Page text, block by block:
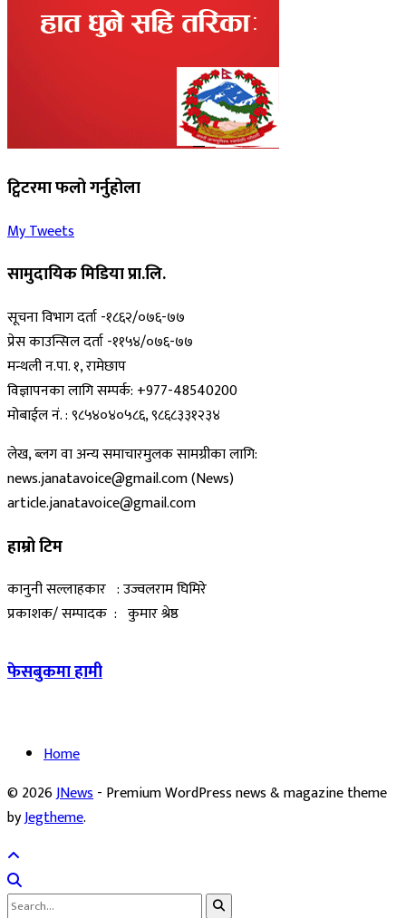
ट्विटरमा फलो गर्नुहोला
My Tweets
सामुदायिक मिडिया प्रा.लि.
सूचना विभाग दर्ता -१८६२/०७६-७७
प्रेस काउन्सिल दर्ता -११५४/०७६-७७
मन्थली न.पा. १, रामेछाप
विज्ञापनका लागि सम्पर्क: +977-48540200
मोबाईल नं. : ९८५४०४०५८६, ९८६८३३१२३४
लेख, ब्लग वा अन्य समाचारमुलक सामग्रीका लागि:
news.janatavoice@gmail.com (News)
article.janatavoice@gmail.com
हाम्रो टिम
कानुनी सल्लाहकार : उज्वलराम घिमिरे
प्रकाशक/ सम्पादक : कुमार श्रेष्ठ
फेसबुकमा हामी
Home
© 2026JNews- Premium WordPress news & magazine theme
byJegtheme.